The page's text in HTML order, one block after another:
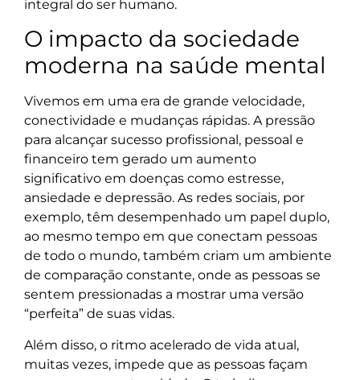
integral do ser humano.
O impacto da sociedade
moderna na saúde mental
Vivemos em uma era de grande velocidade,
conectividade e mudanças rápidas. A pressão
para alcançar sucesso profissional, pessoal e
financeiro tem gerado um aumento
significativo em doenças como estresse,
ansiedade e depressão. As redes sociais, por
exemplo, têm desempenhado um papel duplo,
ao mesmo tempo em que conectam pessoas
de todo o mundo, também criam um ambiente
de comparação constante, onde as pessoas se
sentem pressionadas a mostrar uma versão
“perfeita” de suas vidas.
Além disso, o ritmo acelerado de vida atual,
muitas vezes, impede que as pessoas façam